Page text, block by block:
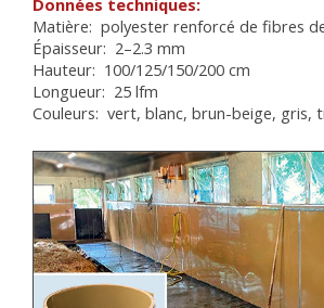
Matière: polyester renforcé de fibres
Épaisseur: 2–2.3 mm
Hauteur: 100/125/150/200 cm
Longueur: 25 lfm
Couleurs: vert, blanc, brun-beige, gris,